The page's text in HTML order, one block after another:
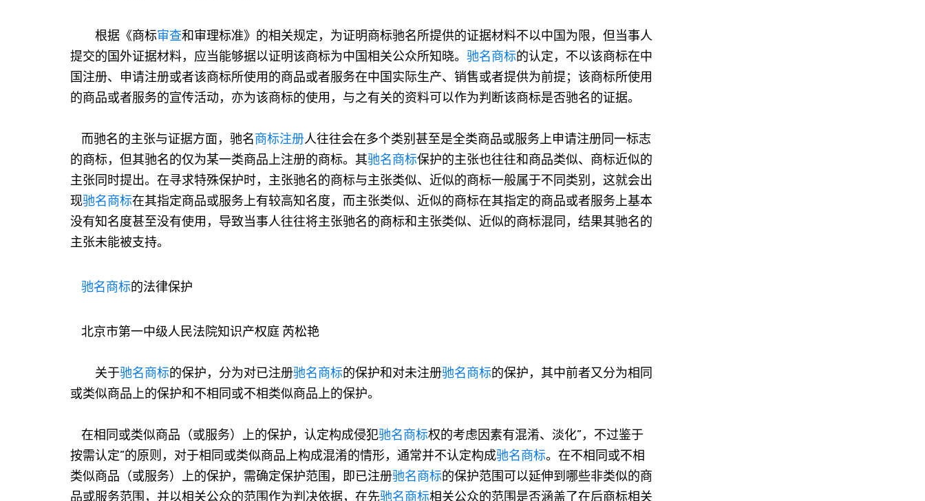
根据《商标审查和审理标准》的相关规定，为证明商标驰名所提供的证据材料不以中国为限，但当事人
提交的国外证据材料，应当能够据以证明该商标为中国相关公众所知晓。 驰名商标的认定，不以该商标在中
国注册、申请注册或者该商标所使用的商品或者服务在中国实际生产、销售或者提供为前提；该商标所使用
的商品或者服务的宣传活动，亦为该商标的使用，与之有关的资料可以作为判断该商标是否驰名的证据。
而驰名的主张与证据方面，驰名商标注册人往往会在多个类别甚至是全类商品或服务上申请注册同一标志
的商标，但其驰名的仅为某一类商品上注册的商标。其驰名商标保护的主张也往往和商品类似、商标近似的
主张同时提出。在寻求特殊保护时，主张驰名的商标与主张类似、近似的商标一般属于不同类别，这就会出
现驰名商标在其指定商品或服务上有较高知名度，而主张类似、近似的商标在其指定的商品或者服务上基本
没有知名度甚至没有使用，导致当事人往往将主张驰名的商标和主张类似、近似的商标混同，结果其驰名的
主张未能被支持。
驰名商标的法律保护
北京市第一中级人民法院知识产权庭 芮松艳
关于驰名商标的保护，分为对已注册驰名商标的保护和对未注册驰名商标的保护，其中前者又分为相同
或类似商品上的保护和不相同或不相类似商品上的保护。
在相同或类似商品（或服务）上的保护，认定构成侵犯驰名商标权的考虑因素有混淆、淡化”，不过鉴于
按需认定”的原则，对于相同或类似商品上构成混淆的情形，通常并不认定构成驰名商标。在不相同或不相
类似商品（或服务）上的保护，需确定保护范围，即已注册驰名商标的保护范围可以延伸到哪些非类似的商
品或服务范围，并以相关公众的范围作为判决依据，在先驰名商标相关公众的范围是否涵盖了在后商标相关